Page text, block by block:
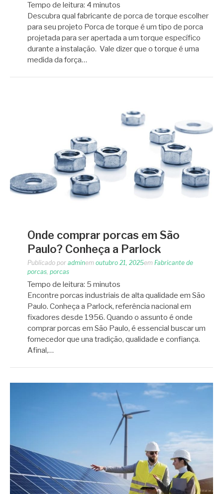
Tempo de leitura: 4 minutos
Descubra qual fabricante de porca de torque escolher
para seu projeto Porca de torque é um tipo de porca
projetada para ser apertada a um torque específico
durante a instalação. Vale dizer que o torque é uma
medida da força…
Onde comprar porcas em São
Paulo? Conheça a Parlock
Publicado por adminem outubro 21, 2025em Fabricante de
porcas, porcas
Tempo de leitura: 5 minutos
Encontre porcas industriais de alta qualidade em São
Paulo. Conheça a Parlock, referência nacional em
fixadores desde 1956. Quando o assunto é onde
comprar porcas em São Paulo, é essencial buscar um
fornecedor que una tradição, qualidade e confiança.
Afinal,…